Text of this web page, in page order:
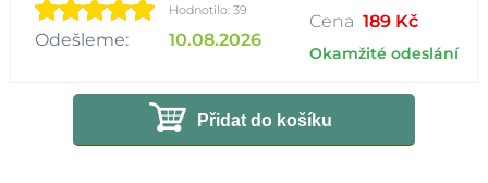
Hodnotilo: 39
Odešleme: 10.08.2026
Cena 189 Kč
Okamžité odeslání
Přidat do košíku